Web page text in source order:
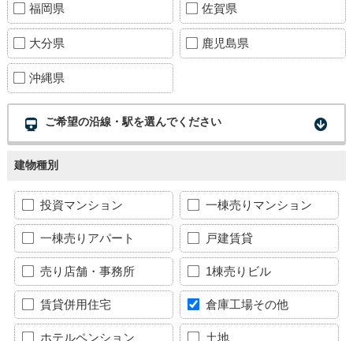
福岡県 佐賀県
大分県 鹿児島県
沖縄県
ご希望の沿線・駅を選んでください
建物種別
投資マンション 一棟売りマンション
一棟売りアパート 戸建賃貸
売り店舗・事務所 1棟売りビル
賃貸併用住宅 倉庫工場その他
ホテルペンション 土地